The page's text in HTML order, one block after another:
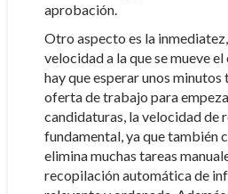
aprobación.
Otro aspecto es la
velocidad a la que se mueve
hay que esperar unos
oferta de trabajo para
candidaturas, la velocidad de
fundamental, ya que también
elimina muchas tareas
recopilación automática de